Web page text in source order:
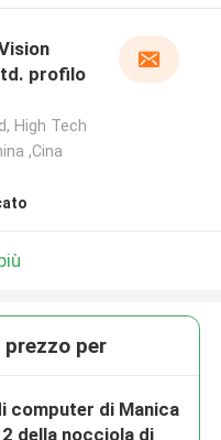
profilo
High Tech
,Cina
per
computer di Manica
della nocciola di